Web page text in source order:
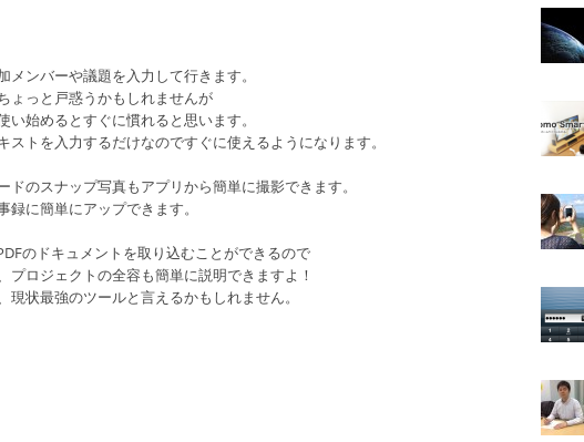
ンバーや議題を入力して行きます。
ょっと戸惑うかもしれませんが
始めるとすぐに慣れると思います。
ストを入力するだけなのですぐに使えるようになります。
のスナップ写真もアプリから簡単に撮影できます。
に簡単にアップできます。
のドキュメントを取り込むことができるので
プロジェクトの全容も簡単に説明できますよ！
状最強のツールと言えるかもしれません。